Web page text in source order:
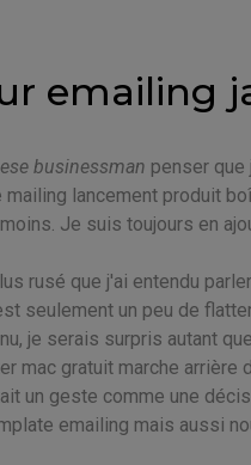
emailing
businessman penser que
lancement produit
Je suis toujours en
rusé que j'ai entendu
seulement un peu de
je serais surpris autant
mac gratuit marche
un geste comme une
emailing mais aussi